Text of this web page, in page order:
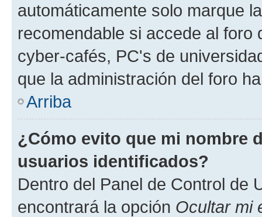
automáticamente solo marque
recomendable si accede al foro
cyber-cafés, PC's de
que la administración del foro
Arriba
¿Cómo evito que mi nombre
usuarios identificados?
Dentro del Panel de Control de
encontrará la opción Ocultar mi